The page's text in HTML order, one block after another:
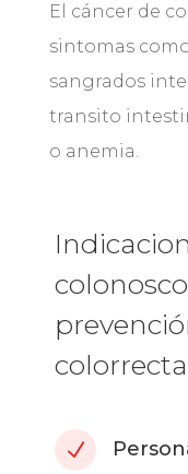
El cáncer de
sintomas
sangrados
transito
o anemia.
N